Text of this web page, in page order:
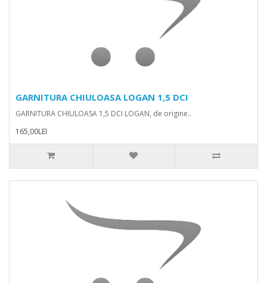
GARNITURA CHIULOASA LOGAN 1,5 DCI
GARNITURA CHIULOASA 1,5 DCI LOGAN, de origine..
165,00LEI